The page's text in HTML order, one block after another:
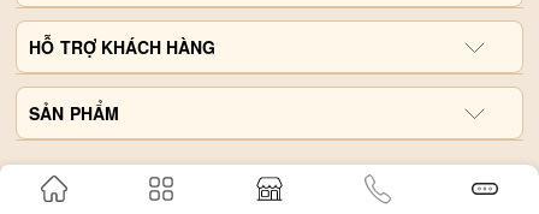
Giới thiệu công ty
Hợp tác đại lý
Liên hệ, góp ý
Video Sản Phẩm
HỖ TRỢ KHÁCH HÀNG
Chính sách và quy định
Hình thức thanh toán
Tra cứu đơn hàng
SẢN PHẨM
Nước Hồng Sâm
Cao Hồng Sâm